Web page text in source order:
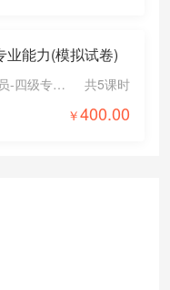
业能力(模拟试卷)
教学计划：劳动关系协调员-四级专业能力(模拟试卷)
共5课时
400.00